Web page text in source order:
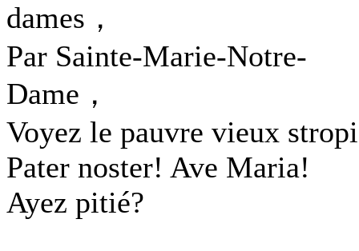
dames，
Par Sainte-Marie-Notre-
Dame，
Voyez le pauvre vieux
Pater noster! Ave Maria!
Ayez pitié?